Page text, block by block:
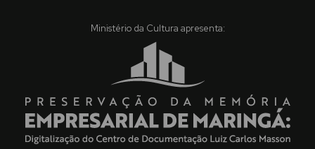
Ministério da Cultura apresenta: